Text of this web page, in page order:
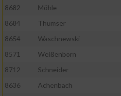
8682
Möhle
8684
Thumser
8654
Waschnewski
8571
Weißenborn
8712
Schneider
8636
Achenbach